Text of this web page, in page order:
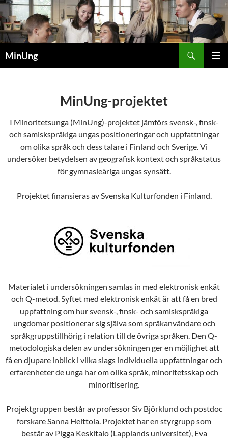
Hoppa
till
innehåll
MinUng
MinUng-projektet
I Minoritetsunga (MinUng)-projektet jämförs svensk-, finsk-
och samiskspråkiga ungas positioneringar och uppfattningar
om olika språk och dess talare i Finland och Sverige. Vi
undersöker betydelsen av geografisk kontext och språkstatus
för gymnasieåriga ungas synsätt.
Projektet finansieras av Svenska Kulturfonden i Finland.
Materialet i undersökningen samlas in med elektronisk enkät
och Q-metod. Syftet med elektronisk enkät är att få en bred
uppfattning om hur svensk-, finsk- och samiskspråkiga
ungdomar positionerar sig själva som språkanvändare och
språkgruppstillhörig i relation till de övriga språken. Den Q-
metodologiska delen av undersökningen ger en möjlighet att
få en djupare inblick i vilka slags individuella uppfattningar och
erfarenheter de unga har om olika språk, minoritetsskap och
minoritisering.
Projektgruppen består av professor Siv Björklund och postdoc
forskare Sanna Heittola. Projektet har en styrgrupp som
består av Pigga Keskitalo (Lapplands universitet), Eva